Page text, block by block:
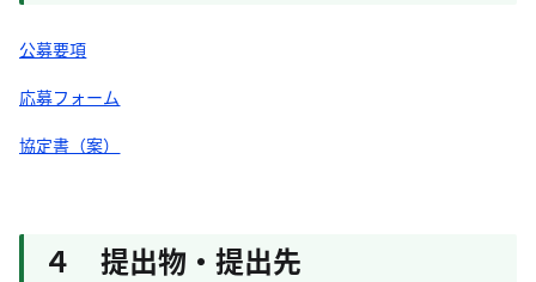
公募要項
応募フォーム
協定書（案）
４ 提出物・提出先